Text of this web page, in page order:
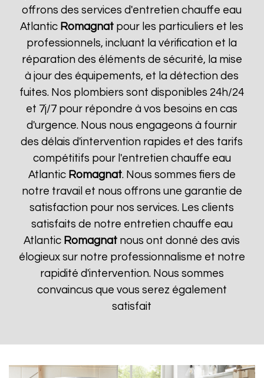
offrons des services d'entretien chauffe eau
Atlantic Romagnat pour les particuliers et les
professionnels, incluant la vérification et la
réparation des éléments de sécurité, la mise
à jour des équipements, et la détection des
fuites. Nos plombiers sont disponibles 24h/24
et 7j/7 pour répondre à vos besoins en cas
d'urgence. Nous nous engageons à fournir
des délais d'intervention rapides et des tarifs
compétitifs pour l'entretien chauffe eau
Atlantic Romagnat. Nous sommes fiers de
notre travail et nous offrons une garantie de
satisfaction pour nos services. Les clients
satisfaits de notre entretien chauffe eau
Atlantic Romagnat nous ont donné des avis
élogieux sur notre professionnalisme et notre
rapidité d'intervention. Nous sommes
convaincus que vous serez également
satisfait